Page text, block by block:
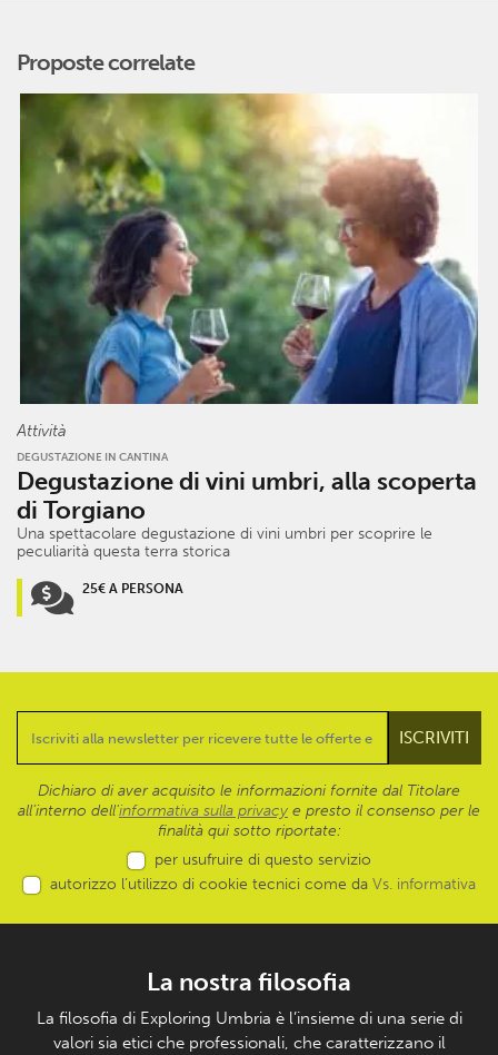
Proposte correlate
Attività
DEGUSTAZIONE IN CANTINA
Degustazione di vini umbri, alla scoperta
di Torgiano
Una spettacolare degustazione di vini umbri per scoprire le
peculiarità questa terra storica
25€ A PERSONA
Dichiaro di aver acquisito le informazioni fornite dal Titolare
all’interno dell'informativa sulla privacy e presto il consenso per le
finalità qui sotto riportate:
per usufruire di questo servizio
autorizzo l’utilizzo di cookie tecnici come da Vs. informativa
La nostra filosofia
La filosofia di Exploring Umbria è l’insieme di una serie di
valori sia etici che professionali, che caratterizzano il